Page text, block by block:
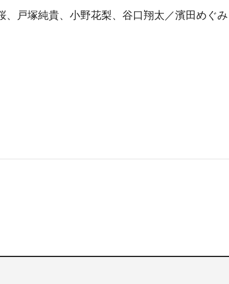
戸塚純貴、小野花梨、谷口翔太／濱田めぐ